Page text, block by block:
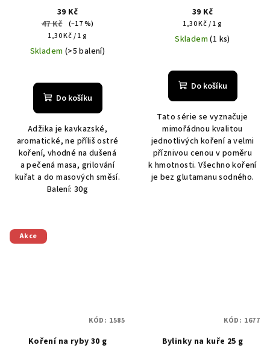
39 Kč
47 Kč
(–17 %)
Měrná
cena:
1,30 Kč / 1 g
Skladem (>5 balení)
Do košíku
Adžika je kavkazské,
aromatické, ne příliš ostré
koření, vhodné na dušená
a pečená masa, grilování
kuřat a do masových směsí.
Balení: 30g
39 Kč
Měrná
cena:
1,30 Kč / 1 g
Skladem(1 ks)
Do košíku
Tato série se vyznačuje
mimořádnou kvalitou
jednotlivých koření a velmi
příznivou cenou v poměru
k hmotnosti. Všechno koření
je bez glutamanu sodného.
Akce
Koření na ryby 30 g
KÓD: 1585
Bylinky na kuře 25 g
KÓD: 1677